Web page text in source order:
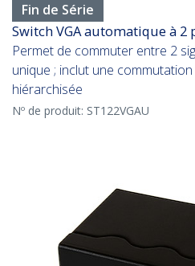
Fin de Série
Switch VGA automatique à 2
Permet de commuter entre 2
unique ; inclut une
hiérarchisée
Nº de produit: ST122VGAU